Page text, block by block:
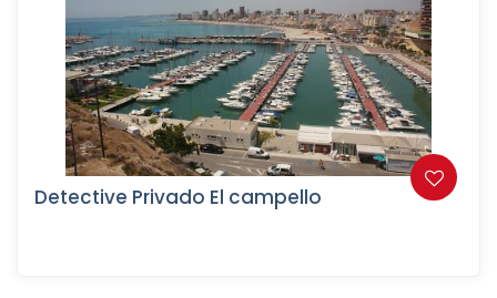
Detective Privado El campello